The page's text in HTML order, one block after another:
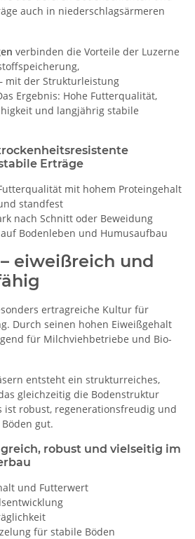
auch in niederschlagsärmeren
verbinden die Vorteile der Luzerne
mit der Strukturleistung
Ergebnis: Hohe Futterqualität,
und langjährig stabile
Erträge
mit hohem Proteingehalt
standfest
nach Schnitt oder Beweidung
Bodenleben und Humusaufbau
eiweißreich und
ertragreiche Kultur für
Durch seinen hohen Eiweißgehalt
für Milchviehbetriebe und Bio-
entsteht ein strukturreiches,
gleichzeitig die Bodenstruktur
ist robust, regenerationsfreudig und
gut.
robust und vielseitig im
und Futterwert
für stabile Böden